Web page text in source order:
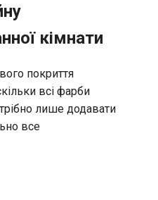
кімнати
покриття
всі фарби
лише додавати
все